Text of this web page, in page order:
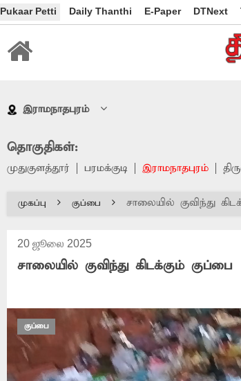
Pukaar Petti Daily Thanthi E-Paper DTNext
இராமநாதபுரம்
தொகுதிகள்:
முதுகுளத்தூர் பரமக்குடி இராமநாதபுரம்
முகப்பு குப்பை சாலையில் குவிந்து
20 ஜூலை 2025
சாலையில் குவிந்து கிடக்கும் குப்பை
குப்பை